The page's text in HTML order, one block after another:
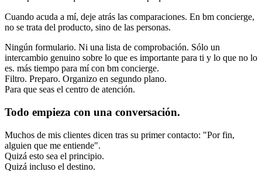
Cuando acuda a mí, deje atrás las comparaciones. En bm concierge,
no se trata del producto, sino de las personas.
Ningún formulario. Ni una lista de comprobación. Sólo un
intercambio genuino sobre lo que es importante para ti y lo que no lo
es. más tiempo para mí con bm concierge.
Filtro. Preparo. Organizo en segundo plano.
Para que seas el centro de atención.
Todo empieza con una conversación.
Muchos de mis clientes dicen tras su primer contacto: "Por fin,
alguien que me entiende".
Quizá esto sea el principio.
Quizá incluso el destino.